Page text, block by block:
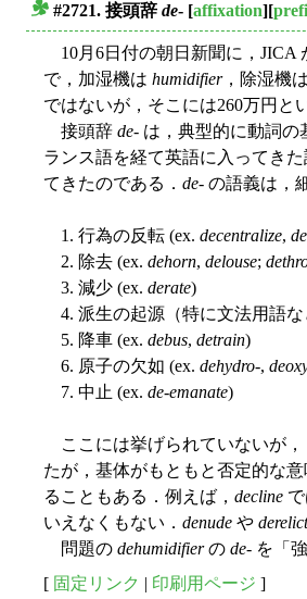
#2721. 接頭辞 de- [affixation][
10月6日付の朝日新聞に，JICA
で，加湿機は humidifier，除湿機は
ではないが，そこには260万円と
接頭辞 de- は，典型的に動詞の
ランス語を経て英語に入ってき
てきたのである． de- の語義は，
1. 行為の反転 (ex. decentralize,
2. 除去 (ex. dehorn, delouse;
3. 減少 (ex. derate)
4. 派生の起源（特に文法用語な
5. 降車 (ex. debus, detrain)
6. 原子の欠如 (ex. dehydro-,
7. 中止 (ex. de-emanate)
ここには挙げられていないが，
たが，基体がもともと否定的な
ることもある．例えば， decline で
いえなくもない． denude や derelict
問題の dehumidifierの de- を「
[ 固定リンク | 印刷用ページ ]